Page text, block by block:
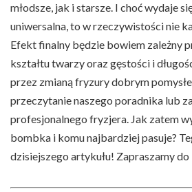
młodsze, jak i starsze. I choć wydaje
uniwersalna, to w rzeczywistości nie
Efekt finalny będzie bowiem zależny
kształtu twarzy oraz gęstości i
przez zmianą fryzury dobrym
przeczytanie naszego poradnika lub
profesjonalnego fryzjera. Jak zatem
bombka i komu najbardziej pasuje?
dzisiejszego artykułu! Zapraszamy